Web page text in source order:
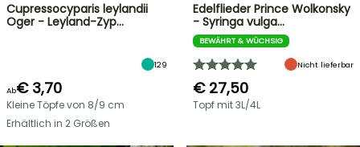
Cupressocyparis leylandii
Oger - Leyland-Zyp…
129
Ab€ 3,70
Kleine Töpfe von 8/9 cm
Erhältlich in 2 Größen
Edelflieder Prince Wolkonsky
- Syringa vulga…
BEWÄHRT & WÜCHSIG
Nicht lieferbar
€ 27,50
Topf mit 3L/4L